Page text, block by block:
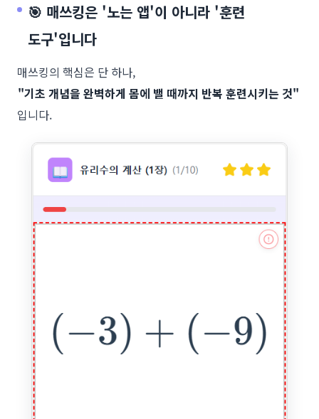
🎯 매쓰킹은 '노는 앱'이 아니라 '훈련
도구'입니다
매쓰킹의 핵심은 단 하나,
"기초 개념을 완벽하게 몸에 밸 때까지 반복 훈련시키는 것"
입니다.